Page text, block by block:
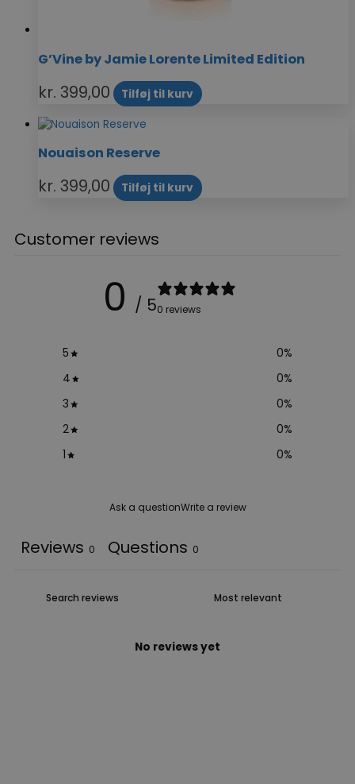
G’Vine by Jamie Lorente Limited Edition
kr. 399,00 Tilføj til kurv
Nouaison Reserve
kr. 399,00 Tilføj til kurv
Customer reviews
0 / 50 reviews
5 0%
4
0%
3
0%
2
0%
1
0%
Ask a questionWrite a review
Reviews 0 Questions 0
No reviews yet